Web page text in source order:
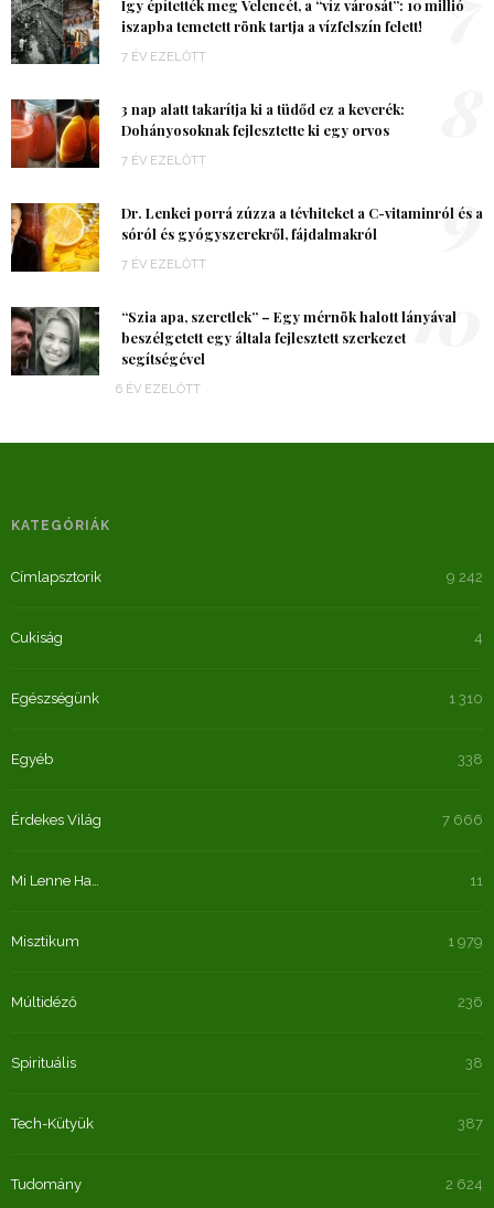
Így építették meg Velencét, a “víz városát”: 10 millió
iszapba temetett rönk tartja a vízfelszín felett!
7 ÉV EZELŐTT
3 nap alatt takarítja ki a tüdőd ez a keverék:
Dohányosoknak fejlesztette ki egy orvos
7 ÉV EZELŐTT
Dr. Lenkei porrá zúzza a tévhiteket a C-vitaminról és a
sóról és gyógyszerekről, fájdalmakról
7 ÉV EZELŐTT
9
“Szia apa, szeretlek” – Egy mérnök halott lányával
beszélgetett egy általa fejlesztett szerkezet
segítségével
6 ÉV EZELŐTT
10
KATEGÓRIÁK
Címlapsztorik 9 242
Cukiság 4
Egészségünk 1 310
Egyéb 338
Érdekes Világ 7 666
Mi Lenne Ha… 11
Misztikum 1 979
Múltidéző 236
Spirituális 38
Tech-Kütyük 387
Tudomány 2 624